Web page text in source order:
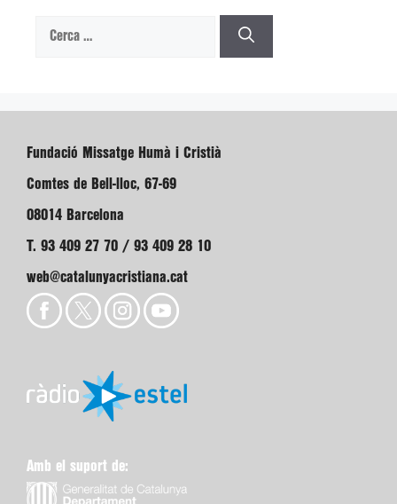
Cerca:
Fundació Missatge Humà i Cristià
Comtes de Bell-lloc, 67-69
08014 Barcelona
T. 93 409 27 70 / 93 409 28 10
web@catalunyacristiana.cat
Amb el suport de: